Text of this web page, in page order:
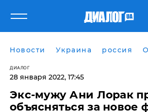
Новости Украина россия
ДИАЛОГ
28 января 2022, 17:45
Экс-мужу Ани Лорак
объясняться за новое